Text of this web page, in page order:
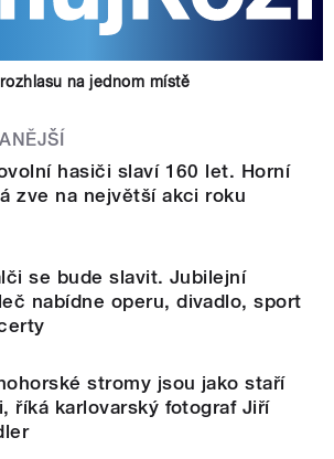
na jednom místě
hasiči slaví 160 let. Horní
zve na největší akci roku
se bude slavit. Jubilejní
nabídne operu, divadlo, sport
stromy jsou jako staří
říká karlovarský fotograf Jiří